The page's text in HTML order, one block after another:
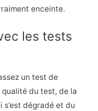
enceinte.
les tests
un test de
du test, de la
dégradé et du